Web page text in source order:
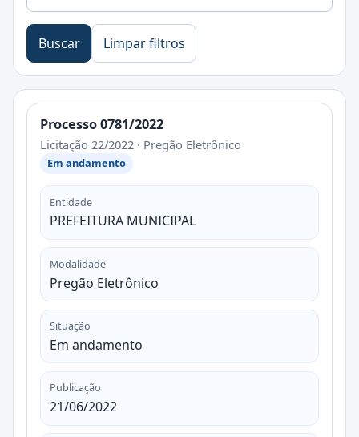
Buscar Limpar filtros
Processo 0781/2022
Licitação 22/2022 · Pregão Eletrônico
Em andamento
Entidade
PREFEITURA MUNICIPAL
Modalidade
Pregão Eletrônico
Situação
Em andamento
Publicação
21/06/2022